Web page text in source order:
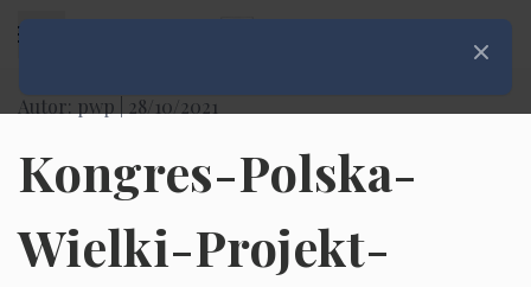
Autor: pwp | 28/10/2021
Kongres-Polska-
Wielki-Projekt-
Zamknij